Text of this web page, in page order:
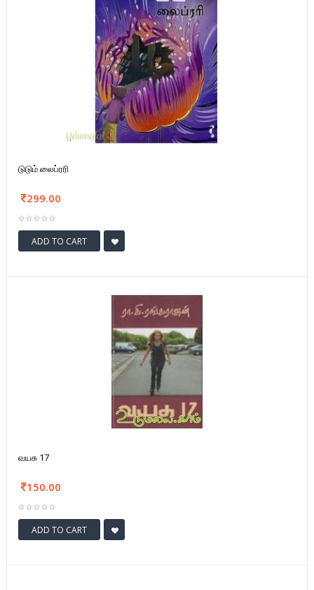
டுடும் லைப்ரரி
299.00
ADD TO CART
வயசு 17
150.00
ADD TO CART